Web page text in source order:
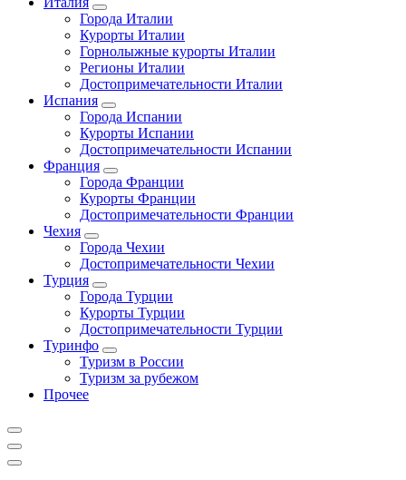
Города Италии
Курорты Италии
Горнолыжные курорты Италии
Регионы Италии
Достопримечательности Италии
Испания
Города Испании
Курорты Испании
Достопримечательности Испании
Франция
Города Франции
Курорты Франции
Достопримечательности Франции
Чехия
Города Чехии
Достопримечательности Чехии
Турция
Города Турции
Курорты Турции
Достопримечательности Турции
Туринфо
Туризм в России
Туризм за рубежом
Прочее